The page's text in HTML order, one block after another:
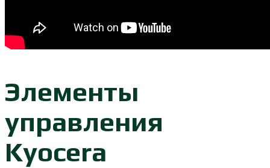
Элементы
управления
Kyocera